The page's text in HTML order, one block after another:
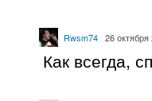
Rwsm74 26
Как всегда,